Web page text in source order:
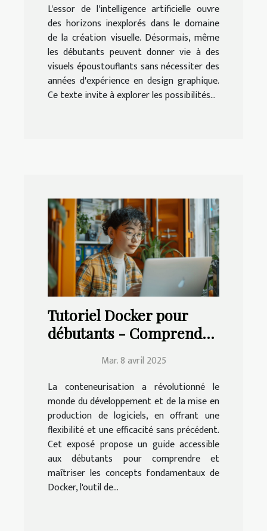
L'essor de l'intelligence artificielle ouvre
des horizons inexplorés dans le domaine
de la création visuelle. Désormais, même
les débutants peuvent donner vie à des
visuels époustouflants sans nécessiter des
années d'expérience en design graphique.
Ce texte invite à explorer les possibilités...
Tutoriel Docker pour
débutants - Comprendre
conteneurisation
Mar. 8 avril 2025
La conteneurisation a révolutionné le
monde du développement et de la mise en
production de logiciels, en offrant une
flexibilité et une efficacité sans précédent.
Cet exposé propose un guide accessible
aux débutants pour comprendre et
maîtriser les concepts fondamentaux de
Docker, l'outil de...